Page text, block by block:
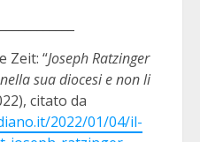
Zeit: “Joseph Ratzinger
sua diocesi e non li
citato da
2022/01/04/il-